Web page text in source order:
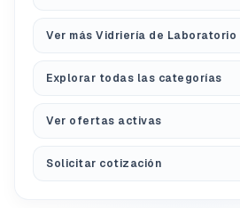
Ver más Vidriería de Laboratorio
Explorar todas las categorías
Ver ofertas activas
Solicitar cotización